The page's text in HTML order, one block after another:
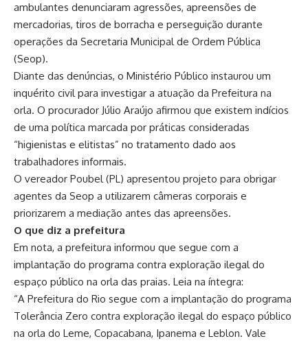
ambulantes denunciaram agressões, apreensões de
mercadorias, tiros de borracha e perseguição durante
operações da Secretaria Municipal de Ordem Pública
(Seop).
Diante das denúncias, o Ministério Público instaurou um
inquérito civil para investigar a atuação da Prefeitura na
orla. O procurador Júlio Araújo afirmou que existem indícios
de uma política marcada por práticas consideradas
“higienistas e elitistas” no tratamento dado aos
trabalhadores informais.
O vereador Poubel (PL) apresentou projeto para obrigar
agentes da Seop a utilizarem câmeras corporais e
priorizarem a mediação antes das apreensões.
O que diz a prefeitura
Em nota, a prefeitura informou que segue com a
implantação do programa contra exploração ilegal do
espaço público na orla das praias. Leia na íntegra:
“A Prefeitura do Rio segue com a implantação do programa
Tolerância Zero contra exploração ilegal do espaço público
na orla do Leme, Copacabana, Ipanema e Leblon. Vale